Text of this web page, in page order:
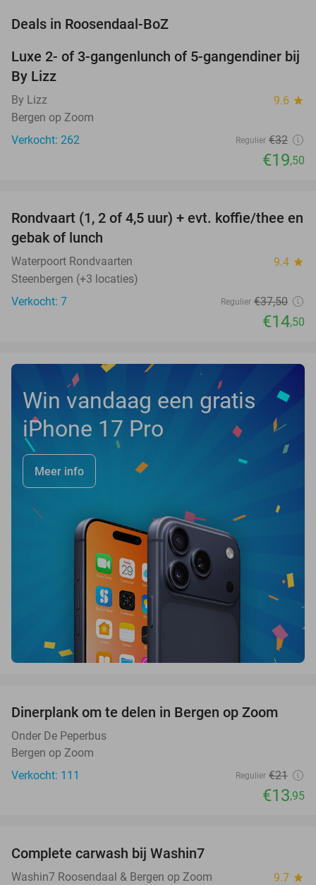
Deals in Roosendaal-BoZ
39%
Luxe 2- of 3-gangenlunch of 5-gangendiner bij
By Lizz
By Lizz 9.6 star
Bergen op Zoom
Verkocht: 262
Regulier €32
€19,50
61%
TODAY
Rondvaart (1, 2 of 4,5 uur) + evt. koffie/thee en
gebak of lunch
Waterpoort Rondvaarten 9.4 star
Steenbergen (+3 locaties)
Verkocht: 7
Regulier €37,50
€14,50
Win vandaag een gratis
iPhone 17 Pro
Meer info
34%
Dinerplank om te delen in Bergen op Zoom
Onder De Peperbus
Bergen op Zoom
Verkocht: 111
Regulier €21
€13,95
Complete carwash bij Washin7
Washin7 Roosendaal & Bergen op Zoom 9.7 star